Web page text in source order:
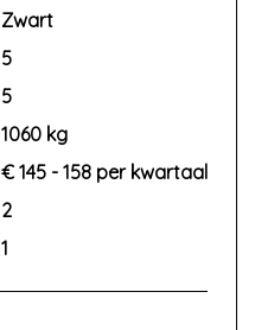
Zwart
5
5
1060 kg
€ 145 - 158 per kwartaal
2
1